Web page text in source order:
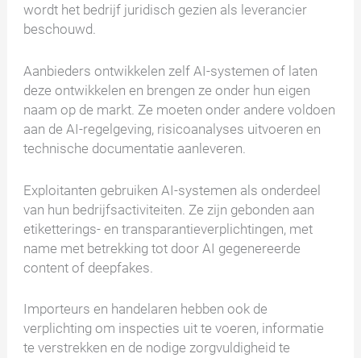
wordt het bedrijf juridisch gezien als leverancier
beschouwd.
Aanbieders ontwikkelen zelf AI-systemen of laten
deze ontwikkelen en brengen ze onder hun eigen
naam op de markt. Ze moeten onder andere voldoen
aan de AI-regelgeving, risicoanalyses uitvoeren en
technische documentatie aanleveren.
Exploitanten gebruiken AI-systemen als onderdeel
van hun bedrijfsactiviteiten. Ze zijn gebonden aan
etiketterings- en transparantieverplichtingen, met
name met betrekking tot door AI gegenereerde
content of deepfakes.
Importeurs en handelaren hebben ook de
verplichting om inspecties uit te voeren, informatie
te verstrekken en de nodige zorgvuldigheid te